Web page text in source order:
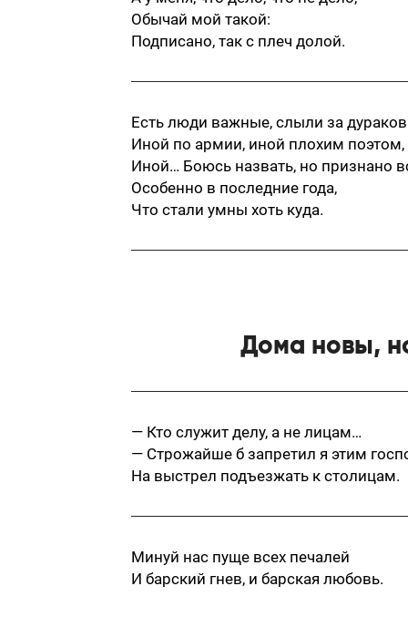
Обычай мой такой:
Подписано, так с плеч долой.
Есть люди важные, слыли за
Иной по армии, иной плохим поэтом,
Иной… Боюсь назвать, но признано
Особенно в последние года,
Что стали умны хоть куда.
Дома новы,
— Кто служит делу, а не лицам…
— Строжайше б запретил я этим
На выстрел подъезжать к столицам.
Минуй нас пуще всех печалей
И барский гнев, и барская любовь.